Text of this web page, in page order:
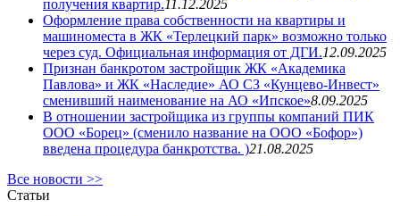
получения квартир.11.12.2025
Оформление права собственности на квартиры и
машиноместа в ЖК «Терлецкий парк» возможно только
через суд. Официальная информация от ДГИ.12.09.2025
Признан банкротом застройщик ЖК «Академика
Павлова» и ЖК «Наследие» АО СЗ «Кунцево-Инвест»
сменивший наименование на АО «Ипское»8.09.2025
В отношении застройщика из группы компаний ПИК
ООО «Борец» (сменило название на ООО «Бофор»)
введена процедура банкротства. )21.08.2025
Все новости >>
Статьи